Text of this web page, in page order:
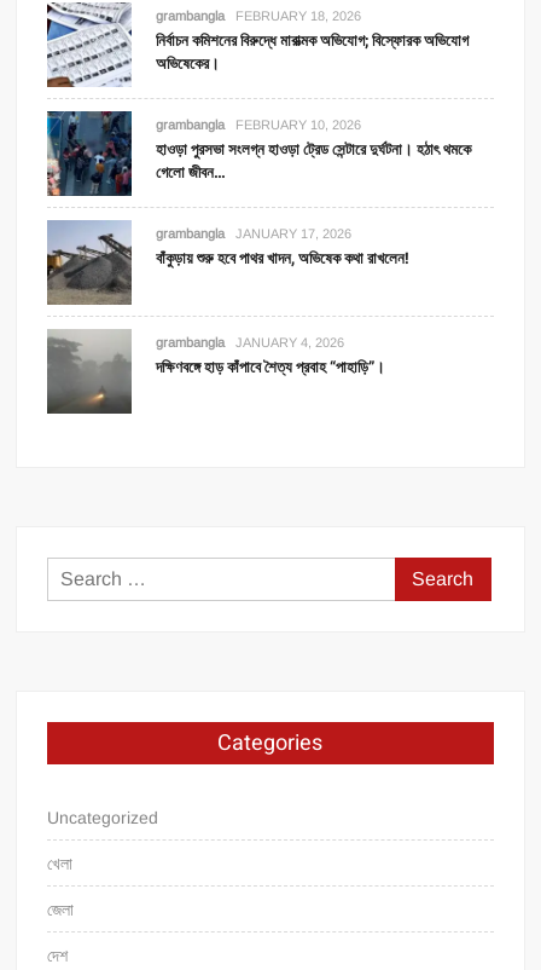
grambangla FEBRUARY 18, 2026
নির্বাচন কমিশনের বিরুদ্ধে মারাত্মক অভিযোগ; বিস্ফোরক অভিযোগ
অভিষেকের।
grambangla FEBRUARY 10, 2026
হাওড়া পুরসভা সংলগ্ন হাওড়া ট্রেড সেন্টারে দুর্ঘটনা। হঠাৎ থমকে
গেলো জীবন…
grambangla JANUARY 17, 2026
বাঁকুড়ায় শুরু হবে পাথর খাদন, অভিষেক কথা রাখলেন!
grambangla JANUARY 4, 2026
দক্ষিণবঙ্গে হাড় কাঁপাবে শৈত্য প্রবাহ “পাহাড়ি”।
Search
for:
Categories
Uncategorized
খেলা
জেলা
দেশ